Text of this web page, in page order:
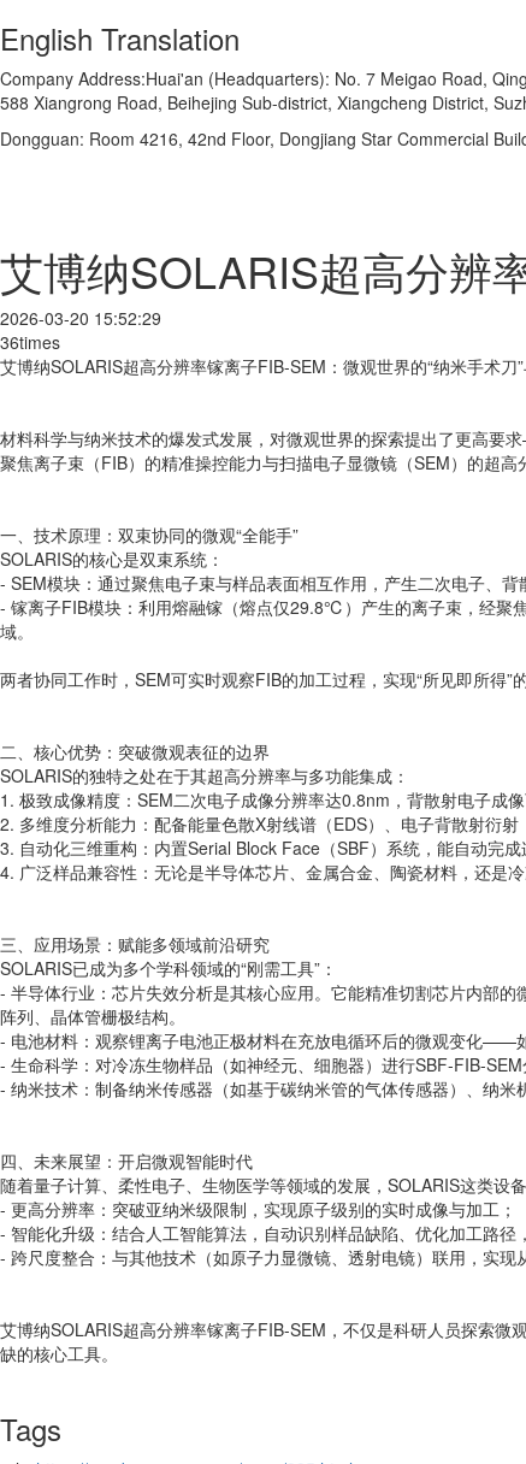
English Translation
Company Address:Huai'an (Headquarters): No. 7 Meigao Road,
588 Xiangrong Road, Beihejing Sub-district, Xiangcheng District,
Dongguan: Room 4216, 42nd Floor, Dongjiang Star Commercial
艾博纳SOLARIS超高分辨
2026-03-20 15:52:29
36times
艾博纳SOLARIS超高分辨率镓离子FIB-SEM：微观世界的“纳米手术刀”
材料科学与纳米技术的爆发式发展，对微观世界的探索提出了更高要
聚焦离子束（FIB）的精准操控能力与扫描电子显微镜（SEM）的超高
一、技术原理：双束协同的微观“全能手”
SOLARIS的核心是双束系统：
- SEM模块：通过聚焦电子束与样品表面相互作用，产生二次电子、
- 镓离子FIB模块：利用熔融镓（熔点仅29.8℃）产生的离子束，经聚
域。
两者协同工作时，SEM可实时观察FIB的加工过程，实现“所见即所得
二、核心优势：突破微观表征的边界
SOLARIS的独特之处在于其超高分辨率与多功能集成：
1. 极致成像精度：SEM二次电子成像分辨率达0.8nm，背散射电子成
2. 多维度分析能力：配备能量色散X射线谱（EDS）、电子背散射衍
3. 自动化三维重构：内置Serial Block Face（SBF）系统，能自动完
4. 广泛样品兼容性：无论是半导体芯片、金属合金、陶瓷材料，还是
三、应用场景：赋能多领域前沿研究
SOLARIS已成为多个学科领域的“刚需工具”：
- 半导体行业：芯片失效分析是其核心应用。它能精准切割芯片内部
阵列、晶体管栅极结构。
- 电池材料：观察锂离子电池正极材料在充放电循环后的微观变化——
- 生命科学：对冷冻生物样品（如神经元、细胞器）进行SBF-FIB-
- 纳米技术：制备纳米传感器（如基于碳纳米管的气体传感器）、纳
四、未来展望：开启微观智能时代
随着量子计算、柔性电子、生物医学等领域的发展，SOLARIS这类设
- 更高分辨率：突破亚纳米级限制，实现原子级别的实时成像与加工；
- 智能化升级：结合人工智能算法，自动识别样品缺陷、优化加工路径
- 跨尺度整合：与其他技术（如原子力显微镜、透射电镜）联用，实现
艾博纳SOLARIS超高分辨率镓离子FIB-SEM，不仅是科研人员探索微
缺的核心工具。
Tags